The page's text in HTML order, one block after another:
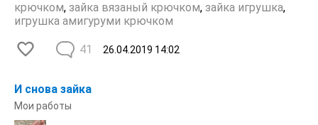
крючком, зайка вязаный крючком, зайка игрушка,
игрушка амигуруми крючком
26.04.2019 14:02
41
И снова зайка
Мои работы